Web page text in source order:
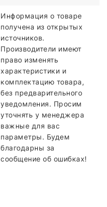
Информация о товаре
получена из открытых
источников.
Производители имеют
право изменять
характеристики и
комплектацию товара,
без предварительного
уведомления. Просим
уточнять у менеджера
важные для вас
параметры. Будем
благодарны за
сообщение об ошибках!